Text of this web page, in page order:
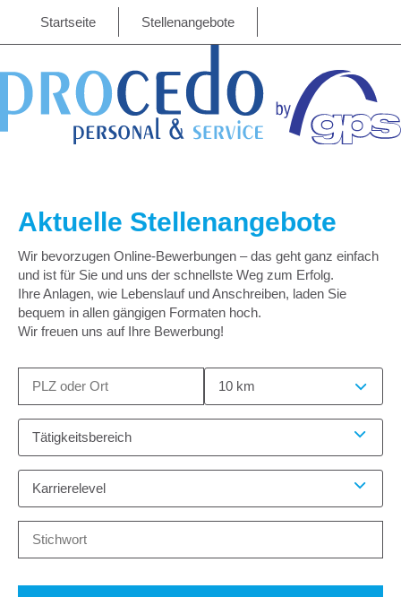
Startseite Stellenangebote
Aktuelle Stellenangebote
Wir bevorzugen Online-Bewerbungen – das geht ganz einfach
und ist für Sie und uns der schnellste Weg zum Erfolg.
Ihre Anlagen, wie Lebenslauf und Anschreiben, laden Sie
bequem in allen gängigen Formaten hoch.
Wir freuen uns auf Ihre Bewerbung!
10 km
Tätigkeitsbereich
Karrierelevel